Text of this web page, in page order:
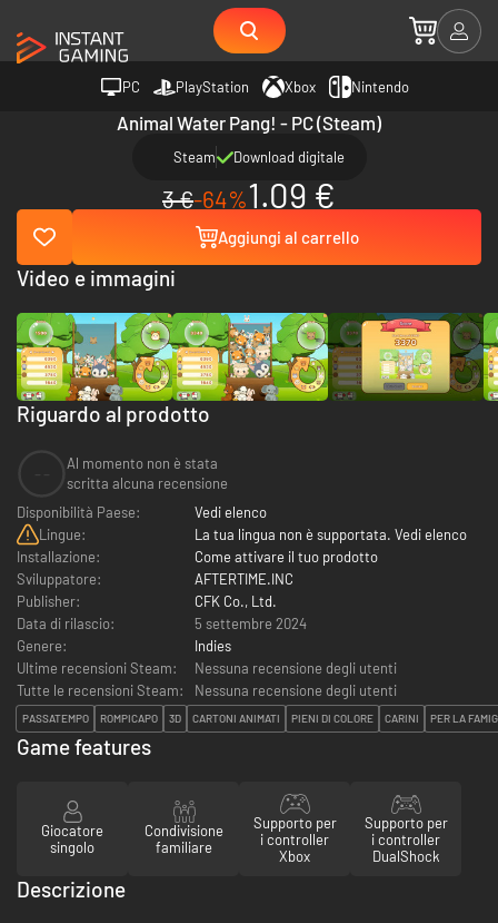
PC PlayStation Xbox Nintendo
Animal Water Pang! - PC (Steam)
Steam Download digitale
3 €-64%1.09 €
Aggiungi al carrello
Riguardo al prodotto
Al momento non è stata
scritta alcuna recensione
Disponibilità Paese:
Vedi elenco
Lingue:
La tua lingua non è supportata. Vedi elenco
Installazione:
Come attivare il tuo prodotto
Sviluppatore:
AFTERTIME.INC
Publisher:
CFK Co., Ltd.
Data di rilascio:
5 settembre 2024
Genere:
Indies
Ultime recensioni Steam:
Nessuna recensione degli utenti
Tutte le recensioni Steam:
Nessuna recensione degli utenti
PASSATEMPO ROMPICAPO 3D CARTONI ANIMATI PIENI DI COLORE CARINI PER LA
Video e immagini
Game features
Giocatore
singolo
Condivisione
familiare
Supporto per
i controller
Xbox
Supporto per
i controller
DualShock
Descrizione